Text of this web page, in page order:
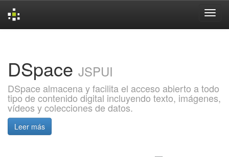
DSpace JSPUI
DSpace almacena y facilita el acceso abierto a todo
tipo de contenido digital incluyendo texto, imágenes,
vídeos y colecciones de datos.
Leer más